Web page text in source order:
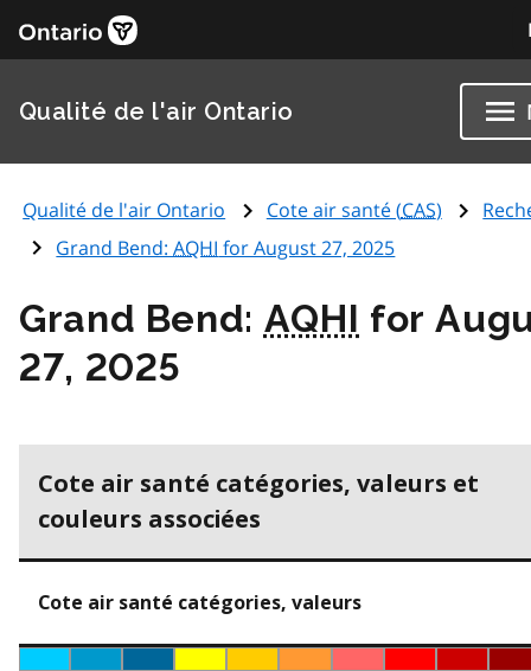
Qualité de l'air Ontario
Qualité de l'air Ontario Cote air santé (CAS)
Grand Bend:AQHI for August 27, 2025
Grand Bend: AQHI for
27, 2025
Cote air santé catégories, valeurs et
couleurs associées
Cote air santé catégories, valeurs